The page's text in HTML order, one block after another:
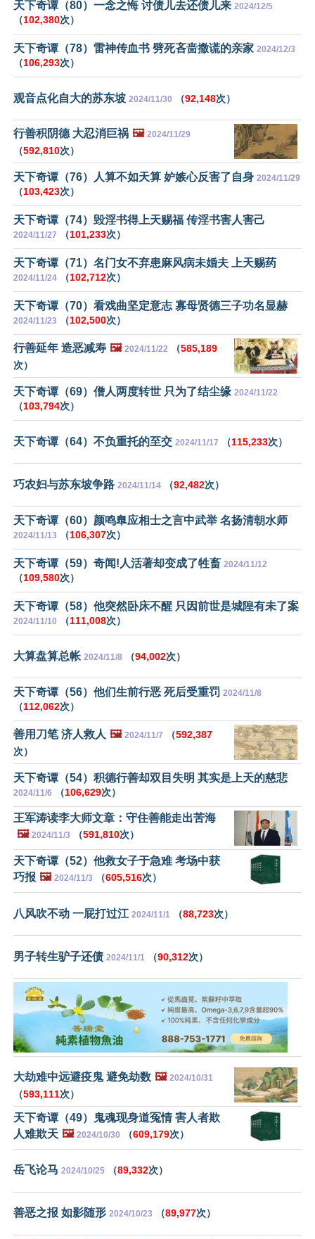
天下奇谭（80）一念之悔 讨债儿去还债儿来 2024/12/5
（102,380次）
天下奇谭（78）雷神传血书 劈死吝啬撒谎的亲家 2024/12/3
（106,293次）
观音点化自大的苏东坡 2024/11/30 （92,148次）
行善积阴德 大忍消巨祸 🖼️ 2024/11/29
（592,810次）
天下奇谭（76）人算不如天算 妒嫉心反害了自身 2024/11/29
（103,423次）
天下奇谭（74）毁淫书得上天赐福 传淫书害人害己
2024/11/27 （101,233次）
天下奇谭（71）名门女不弃患麻风病未婚夫 上天赐药
2024/11/24 （102,712次）
天下奇谭（70）看戏曲坚定意志 寡母贤德三子功名显赫
2024/11/23 （102,500次）
行善延年 造恶减寿 🖼️ 2024/11/22 （585,189
次）
天下奇谭（69）僧人两度转世 只为了结尘缘 2024/11/22
（103,794次）
天下奇谭（64）不负重托的至交 2024/11/17 （115,233次）
巧农妇与苏东坡争路 2024/11/14 （92,482次）
天下奇谭（60）颜鸣臯应相士之言中武举 名扬清朝水师
2024/11/13 （106,307次）
天下奇谭（59）奇闻!人活著却变成了牲畜 2024/11/12
（109,580次）
天下奇谭（58）他突然卧床不醒 只因前世是城隍有未了案
2024/11/10 （111,008次）
大算盘算总帐 2024/11/8 （94,002次）
天下奇谭（56）他们生前行恶 死后受重罚 2024/11/8
（112,062次）
善用刀笔 济人救人 🖼️ 2024/11/7 （592,387
次）
天下奇谭（54）积德行善却双目失明 其实是上天的慈悲
2024/11/6 （106,629次）
王军涛读李大师文章：守住善能走出苦海
🖼️ 2024/11/3 （591,810次）
天下奇谭（52）他救女子于急难 考场中获
巧报 🖼️ 2024/11/3 （605,516次）
八风吹不动 一屁打过江 2024/11/1 （88,723次）
男子转生驴子还债 2024/11/1 （90,312次）
大劫难中远避疫鬼 避免劫数 🖼️ 2024/10/31
（593,111次）
天下奇谭（49）鬼魂现身道冤情 害人者欺
人难欺天 🖼️ 2024/10/30 （609,179次）
岳飞论马 2024/10/25 （89,332次）
善恶之报 如影随形 2024/10/23 （89,977次）